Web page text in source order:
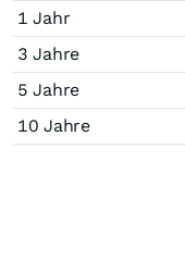
1 Jahr
3 Jahre
5 Jahre
10 Jahre